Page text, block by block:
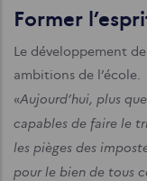
Former
Le développement
ambitions de l’école.
«Aujourd’hui, plus
capables de faire le
les pièges des
pour le bien de tous